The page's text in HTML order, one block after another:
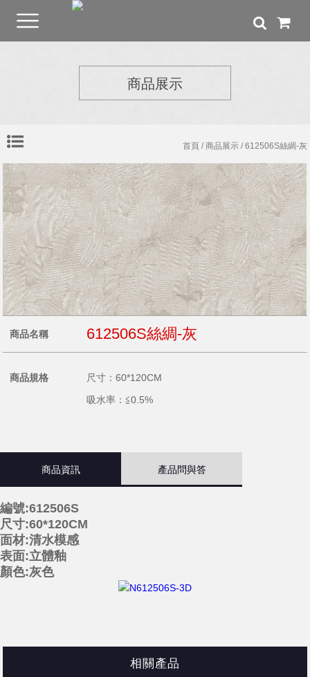
商品展示
首頁/商品展示/ 612506S絲綢-灰
商品名稱 612506S絲綢-灰
商品規格
尺寸：60*120CM
吸水率：≦0.5%
商品資訊 產品問與答
編號:612506S
尺寸:60*120CM
面材:清水模感
表面:立體釉
顏色:灰色
相關產品